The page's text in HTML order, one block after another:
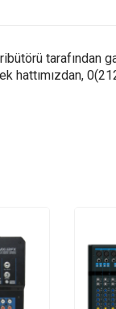
tarafından
hattımızdan,